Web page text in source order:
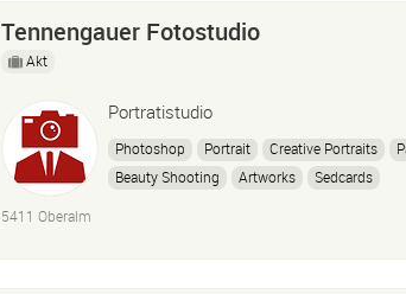
Tennengauer Fotostudio
Akt
Portratistudio
Photoshop Portrait Creative Portraits
Beauty Shooting
Artworks Sedcards
5411 Oberalm